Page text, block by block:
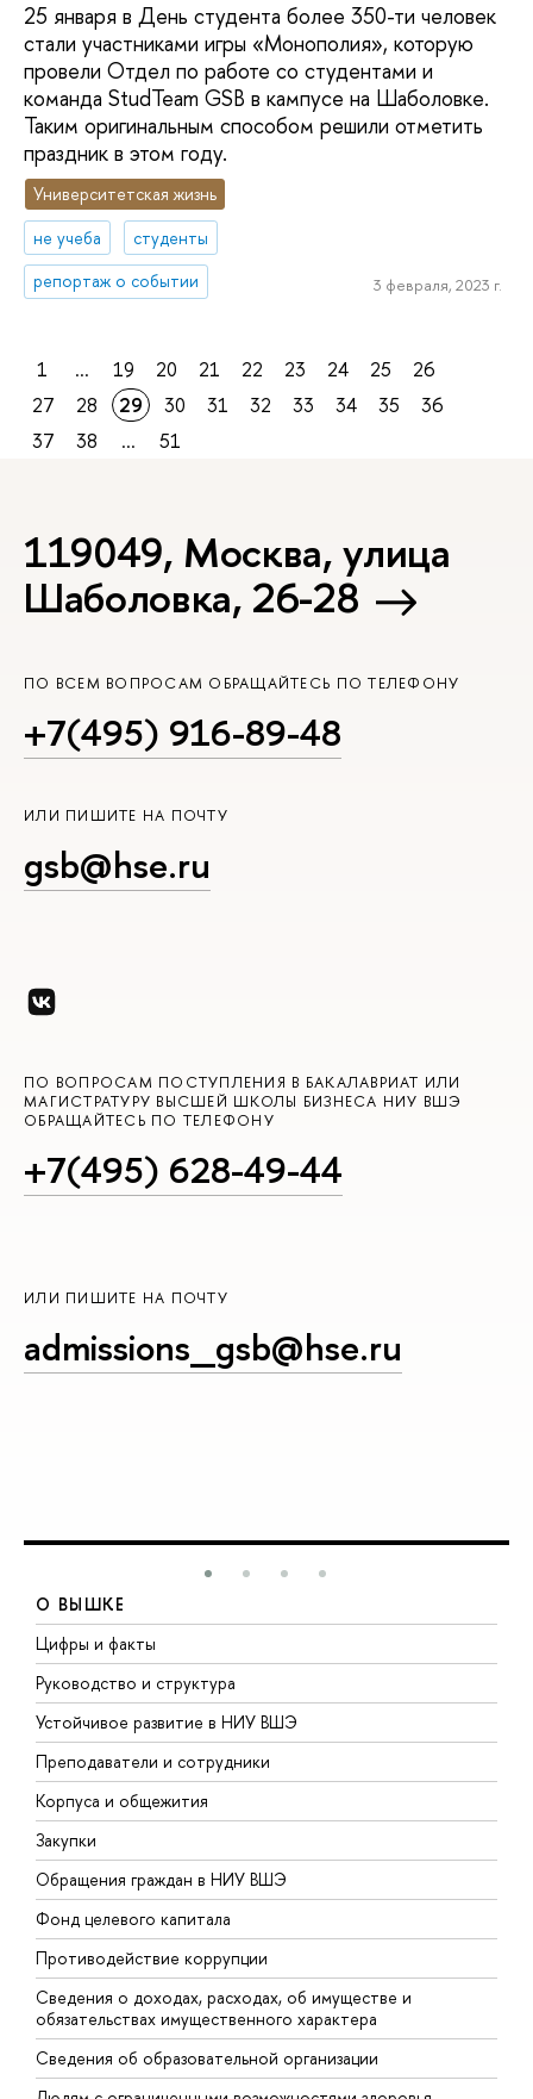
25 января в День студента более 350-ти человек
стали участниками игры «Монополия», которую
провели Отдел по работе со студентами и
команда StudTeam GSB в кампусе на Шаболовке.
Таким оригинальным способом решили отметить
праздник в этом году.
Университетская жизнь
не учеба
студенты
репортаж о событии
3 февраля, 2023 г.
1 ... 19 20 21 22 23 24 25
26
27
28 29 30 31 32 33 34 35
36
37
38 ... 51
119049, Москва, улица
Шаболовка, 26-28
ПО ВСЕМ ВОПРОСАМ ОБРАЩАЙТЕСЬ ПО ТЕЛЕФОНУ
+7(495) 916-89-48
ИЛИ ПИШИТЕ НА ПОЧТУ
gsb@hse.ru
ПО ВОПРОСАМ ПОСТУПЛЕНИЯ В БАКАЛАВРИАТ ИЛИ
МАГИСТРАТУРУ ВЫСШЕЙ ШКОЛЫ БИЗНЕСА НИУ ВШЭ
ОБРАЩАЙТЕСЬ ПО ТЕЛЕФОНУ
+7(495) 628-49-44
ИЛИ ПИШИТЕ НА ПОЧТУ
admissions_gsb@hse.ru
О ВЫШКЕ
Цифры и факты
Руководство и структура
Устойчивое развитие в НИУ ВШЭ
Преподаватели и сотрудники
Корпуса и общежития
Закупки
Обращения граждан в НИУ ВШЭ
Фонд целевого капитала
Противодействие коррупции
Сведения о доходах, расходах, об имуществе и
обязательствах имущественного характера
Сведения об образовательной организации